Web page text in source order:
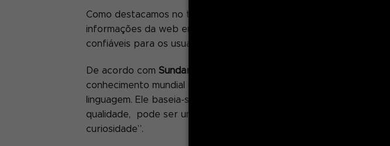
Como destacamos no tópico anterior, a tecnologia LaMDA é que
informações da web em tempo real, permitindo respostas mais
confiáveis para os usuários.
De acordo com Sundar Pichai
conhecimento mundial com o poder, a inteligência e a criatividade
linguagem. Ele baseia-se em informações da web para fornecer
qualidade, pode ser uma saída para a criatividade e uma
curiosidade”.